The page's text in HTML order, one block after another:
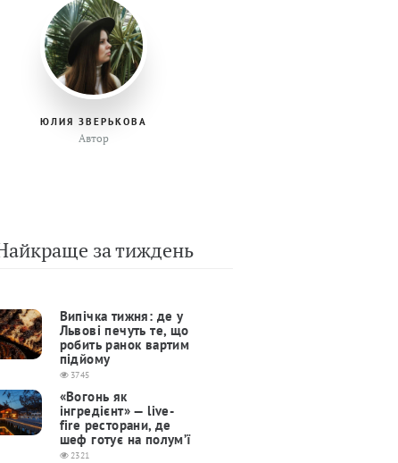
ЮЛИЯ ЗВЕРЬКОВА
Автор
за тиждень
Випічка тижня: де у
Львові печуть те, що
робить ранок вартим
підйому
3745
«Вогонь як
інгредієнт» — live-
fire ресторани, де
шеф готує на полум’ї
2321